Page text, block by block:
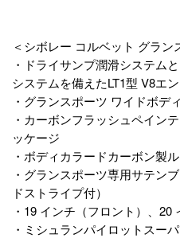
＜シボレー コルベット グラ
・ドライサンプ潤滑システム
システムを備えたLT1型 V8エ
・グランスポーツ ワイドボディ
・カーボンフラッシュペイン
ッケージ
・ボディカラードカーボン製
・グランスポーツ専用サテン
ドストライプ付）
・19 インチ（フロント）、20
・ミシュランパイロットスー